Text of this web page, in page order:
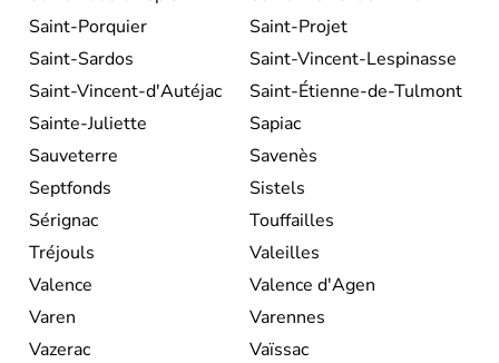
Saint-Porquier
Saint-Projet
Saint-Sardos
Saint-Vincent-Lespinasse
Saint-Vincent-d'Autéjac
Saint-Étienne-de-Tulmont
Sainte-Juliette
Sapiac
Sauveterre
Savenès
Septfonds
Sistels
Sérignac
Touffailles
Tréjouls
Valeilles
Valence
Valence d'Agen
Varen
Varennes
Vazerac
Vaïssac